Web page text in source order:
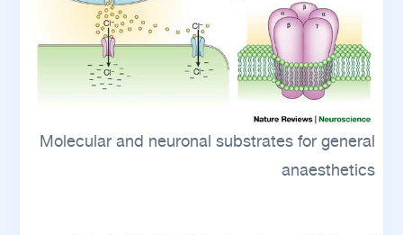
Molecular and neuronal substrates for general
anaesthetics